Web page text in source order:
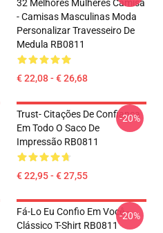
32 Melhores Mulheres Camisa
- Camisas Masculinas Moda
Personalizar Travesseiro De
Medula RB0811
€ 22,08 - € 26,68
Trust- Citações De Confiança
Em Todo O Saco De
Impressão RB0811
€ 22,95 - € 27,55
-20%
Fá-Lo Eu Confio Em Você -
Clássico T-Shirt RB0811
-20%